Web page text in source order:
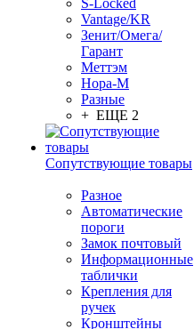
S-Locked
Vantage/KR
Зенит/Омега/
Гарант
Меттэм
Нора-М
Разные
+ ЕЩЕ 2
Сопутствующие товары
Разное
Автоматические
пороги
Замок почтовый
Информационные
таблички
Крепления для
ручек
Кронштейны